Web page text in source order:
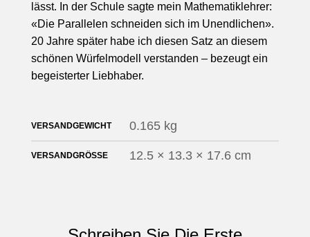
lässt. In der Schule sagte mein Mathematiklehrer:
«Die Parallelen schneiden sich im Unendlichen».
20 Jahre später habe ich diesen Satz an diesem
schönen Würfelmodell verstanden – bezeugt ein
begeisterter Liebhaber.
VERSANDGEWICHT 0.165 kg
VERSANDGRÖSSE 12.5 × 13.3 × 17.6 cm